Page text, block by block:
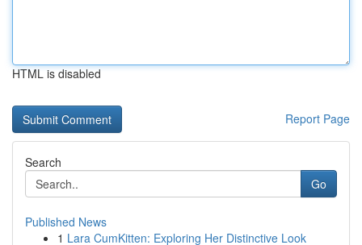
HTML is disabled
Report Page
Search
Go
Published News
1 Lara CumKitten: Exploring Her Distinctive Look